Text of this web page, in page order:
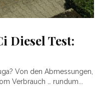
Diesel Test:
Von den Abmessungen,
Verbrauch … rundum...